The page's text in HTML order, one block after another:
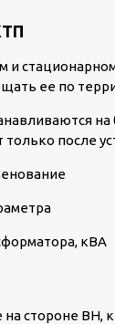
ее по
после
кВА
стороне ВН,